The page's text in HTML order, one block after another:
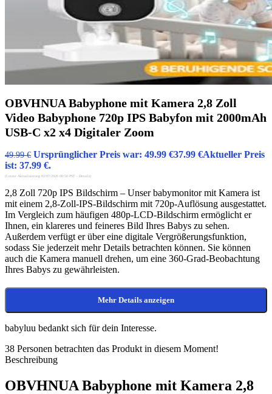
OBVHNUA Babyphone mit Kamera 2,8 Zoll
Video Babyphone 720p IPS Babyfon mit 2000mAh
USB-C x2 x4 Digitaler Zoom
49.99€ Ursprünglicher Preis war: 49.99 €37.99 €Aktueller Preis
ist: 37.99 €.
(Letzte Aktualisierung 02/07/2026 00:50 PST - Details)
2,8 Zoll 720p IPS Bildschirm – Unser babymonitor mit Kamera ist
mit einem 2,8-Zoll-IPS-Bildschirm mit 720p-Auflösung ausgestattet.
Im Vergleich zum häufigen 480p-LCD-Bildschirm ermöglicht er
Ihnen, ein klareres und feineres Bild Ihres Babys zu sehen.
Außerdem verfügt er über eine digitale Vergrößerungsfunktion,
sodass Sie jederzeit mehr Details betrachten können. Sie können
auch die Kamera manuell drehen, um eine 360-Grad-Beobachtung
Ihres Babys zu gewährleisten.
Mehr Details anzeigen
babyluu bedankt sich für dein Interesse.
38 Personen betrachten das Produkt in diesem Moment!
Beschreibung
OBVHNUA Babyphone mit Kamera 2,8